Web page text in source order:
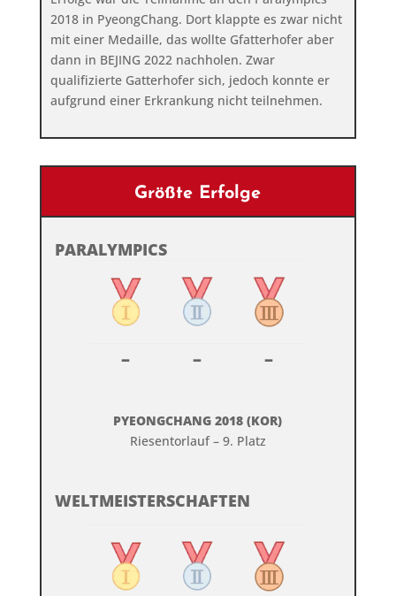
2018 in PyeongChang. Dort klappte es zwar nicht
mit einer Medaille, das wollte Gfatterhofer aber
dann in BEJING 2022 nachholen. Zwar
qualifizierte Gatterhofer sich, jedoch konnte er
aufgrund einer Erkrankung nicht teilnehmen.
Größte Erfolge
PARALYMPICS
– – –
PYEONGCHANG 2018 (KOR)
Riesentorlauf – 9. Platz
WELTMEISTERSCHAFTEN